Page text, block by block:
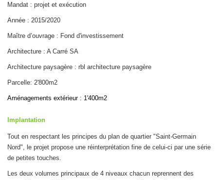
Mandat : projet et exécution
Année : 2015/2020
Maître d’ouvrage : Fond d'investissement
Architecture : A Carré SA
Architecture paysagère : rbl architecture paysagère
Parcelle: 2'800m2
Aménagements extérieur : 1'400m2
Implantation
Tout en respectant les principes du plan de quartier "Saint-Germain
Nord", le projet propose une réinterprétation fine de celui-ci par une série
de petites touches.
Les deux volumes principaux de 4 niveaux chacun reprennent des